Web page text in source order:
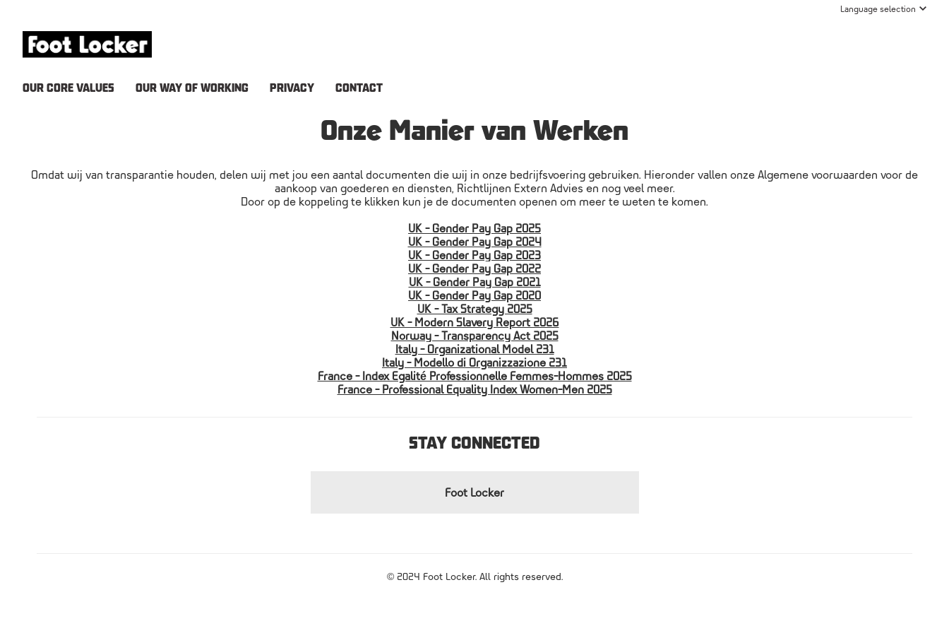
Language selection
OUR CORE VALUES OUR WAY OF WORKING PRIVACY CONTACT
Onze Manier van Werken
Omdat wij van transparantie houden, delen wij met jou een aantal documenten die wij in onze bedrijfsvoering gebruiken. Hieronder vallen onze Algemene voorwaarden voor de
aankoop van goederen en diensten, Richtlijnen Extern Advies en nog veel meer.
Door op de koppeling te klikken kun je de documenten openen om meer te weten te komen.
UK - Gender Pay Gap 2025
UK - Gender Pay Gap 2024
UK - Gender Pay Gap 2023
UK - Gender Pay Gap 2022
UK - Gender Pay Gap 2021
UK - Gender Pay Gap 2020
UK - Tax Strategy 2025
UK - Modern Slavery Report 2026
Norway - Transparency Act 2025
Italy - Organizational Model 231
Italy - Modello di Organizzazione 231
France - Index Egalité Professionnelle Femmes-Hommes 2025
France - Professional Equality Index Women-Men 2025
STAY CONNECTED
Foot Locker
© 2024 Foot Locker. All rights reserved.